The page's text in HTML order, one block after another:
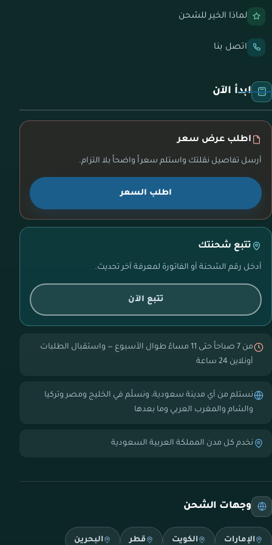
لماذا الخير للشحن
اتصل بنا
ابدأ الآن
اطلب عرض سعر
أرسل تفاصيل نقلتك واستلم سعراً واضحاً بلا التزام.
اطلب السعر
تتبع شحنتك
أدخل رقم الشحنة أو الفاتورة لمعرفة آخر تحديث.
تتبع الآن
من 7 صباحاً حتى 11 مساءً طوال الأسبوع — واستقبال الطلبات
أونلاين 24 ساعة
نستلم من أي مدينة سعودية، ونسلّم في الخليج ومصر وتركيا
والشام والمغرب العربي وما بعدها
نخدم كل مدن المملكة العربية السعودية
وجهات الشحن
الإمارات الكويت قطر البحرين